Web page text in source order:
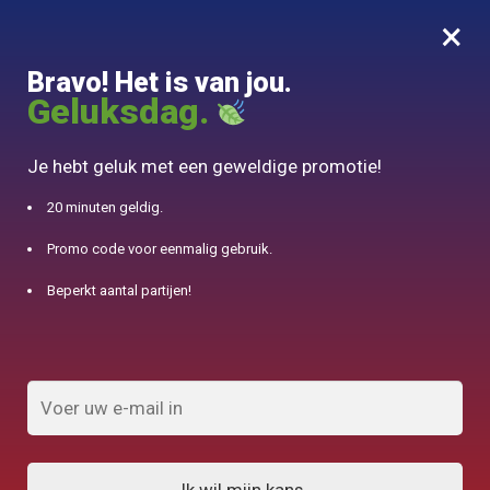
0
10% aangeboden voor 50€ aankopen met DJINN-code10
×
Bravo! Het is van jou.
Geluksdag.
Je hebt geluk met een geweldige promotie!
20 minuten geldig.
Promo code voor eenmalig gebruik.
Beperkt aantal partijen!